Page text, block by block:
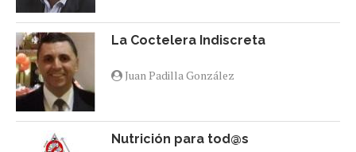
La Coctelera Indiscreta
Juan Padilla González
Nutrición para tod@s